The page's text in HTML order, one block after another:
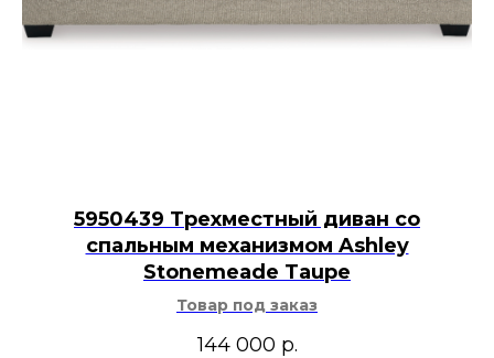
5950439 Трехместный диван со
спальным механизмом Ashley
Stonemeade Taupe
Товар под заказ
144 000 р.